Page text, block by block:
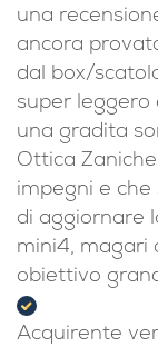
una
ancora
dal box/
super
una gradita
Ottica
impegni e che
di aggiornare
mini4, magari
obiettivo
Acquirente